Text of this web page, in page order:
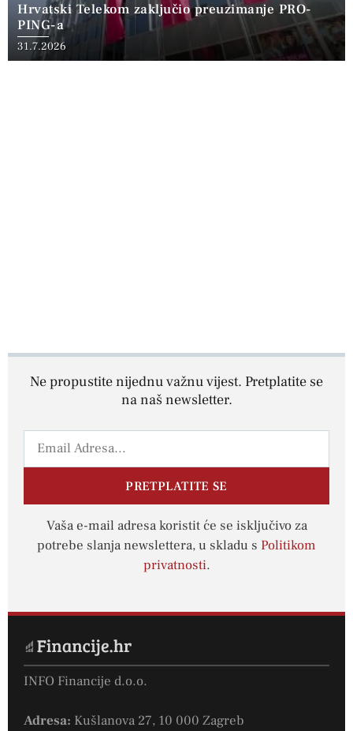
Hrvatski Telekom zaključio preuzimanje PRO-
PING-a
31.7.2026
Ne propustite nijednu važnu vijest. Pretplatite se
na naš newsletter.
PRETPLATITE SE
Vaša e-mail adresa koristit će se isključivo za
potrebe slanja newslettera, u skladu s Politikom
privatnosti.
INFO Financije d.o.o.
Adresa: Kušlanova 27, 10 000 Zagreb